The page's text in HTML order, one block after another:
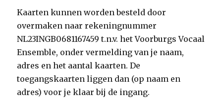
Kaarten kunnen worden besteld door
overmaken naar rekeningnummer
NL23INGB0681167459 t.n.v. het Voorburgs Vocaal
Ensemble, onder vermelding van je naam,
adres en het aantal kaarten. De
toegangskaarten liggen dan (op naam en
adres) voor je klaar bij de ingang.